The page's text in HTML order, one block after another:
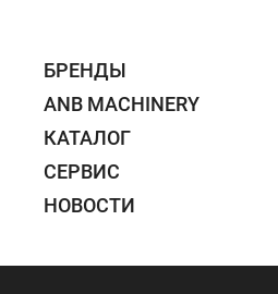
БРЕНДЫ
ANB MACHINERY
КАТАЛОГ
СЕРВИС
НОВОСТИ